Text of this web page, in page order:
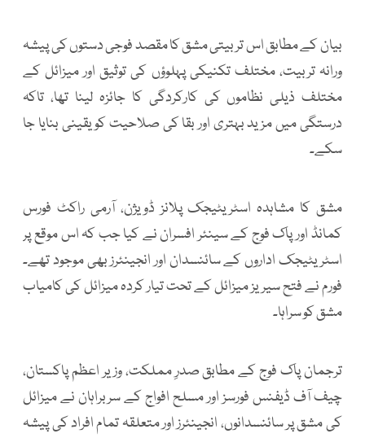
بیان کے مطابق اس تربیتی مشق کا مقصد فوجی دستوں کی پیشہ
ورانہ تربیت، مختلف تکنیکی پہلوؤں کی توثیق اور میزائل کے
مختلف ذیلی نظاموں کی کارکردگی کا جائزہ لینا تھا، تاکہ
درستگی میں مزید بہتری اور بقا کی صلاحیت کو یقینی بنایا جا
سکے۔
مشق کا مشاہدہ اسٹریٹیجک پلانز ڈویژن، آرمی راکٹ فورس
کمانڈ اور پاک فوج کے سینئر افسران نے کیا جب کہ اس موقع پر
اسٹریٹیجک اداروں کے سائنسدان اور انجینئرز بھی موجود تھے۔
فورم نے فتح سیریز میزائل کے تحت تیار کردہ میزائل کی کامیاب
مشق کو سراہا۔
ترجمان پاک فوج کے مطابق صدرِ مملکت، وزیر اعظم پاکستان،
چیف آف ڈیفنس فورسز اور مسلح افواج کے سربراہان نے میزائل
کی مشق پر سائنسدانوں، انجینئرز اور متعلقہ تمام افراد کی پیشہ